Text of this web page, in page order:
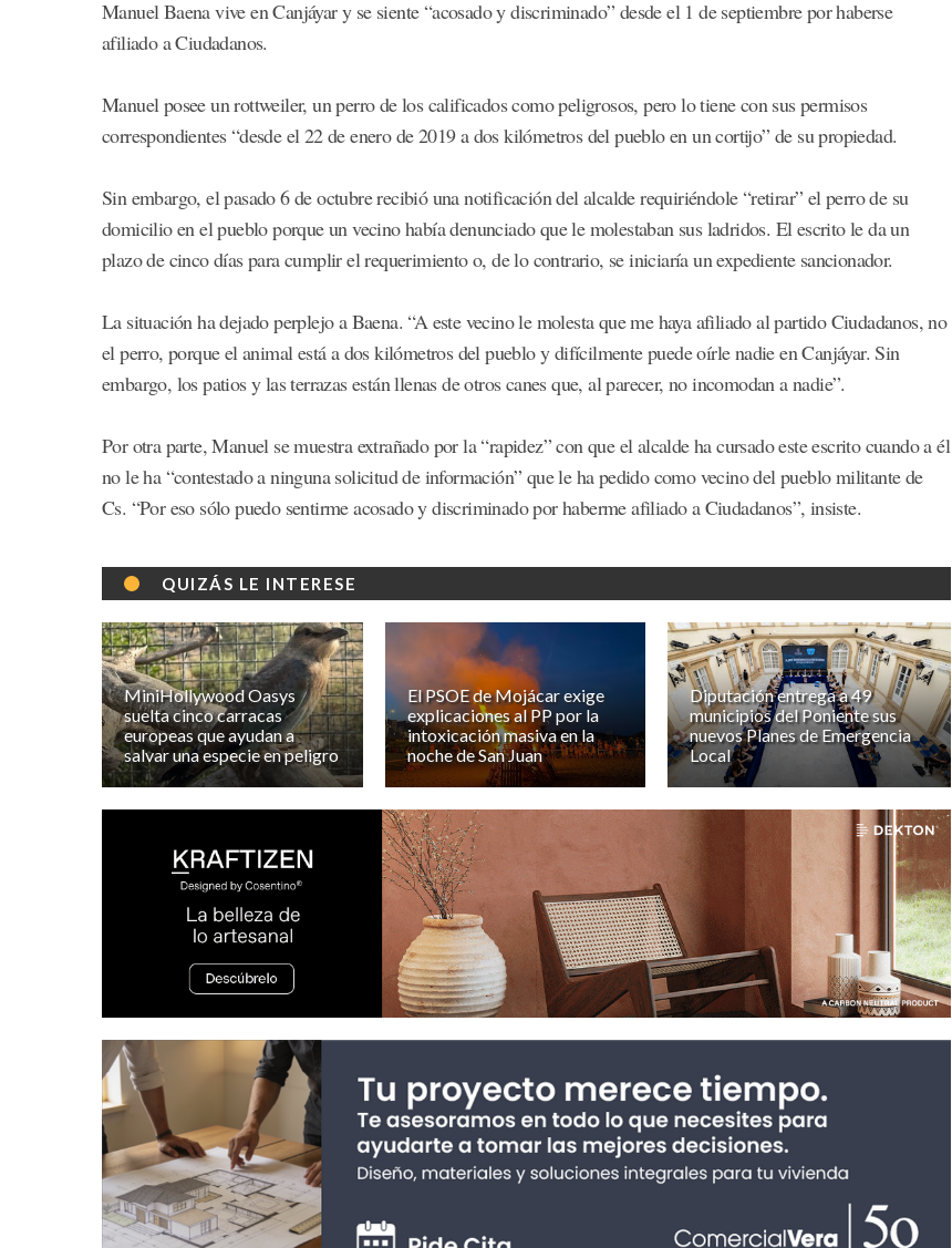
Manuel Baena vive en Canjáyar y se siente “acosado y discriminado” desde el 1 de septiembre por haberse
afiliado a Ciudadanos.
Manuel posee un rottweiler, un perro de los calificados como peligrosos, pero lo tiene con sus permisos
correspondientes “desde el 22 de enero de 2019 a dos kilómetros del pueblo en un cortijo” de su propiedad.
Sin embargo, el pasado 6 de octubre recibió una notificación del alcalde requiriéndole “retirar” el perro de su
domicilio en el pueblo porque un vecino había denunciado que le molestaban sus ladridos. El escrito le da un
plazo de cinco días para cumplir el requerimiento o, de lo contrario, se iniciaría un expediente sancionador.
La situación ha dejado perplejo a Baena. “A este vecino le molesta que me haya afiliado al partido Ciudadanos, no
el perro, porque el animal está a dos kilómetros del pueblo y difícilmente puede oírle nadie en Canjáyar. Sin
embargo, los patios y las terrazas están llenas de otros canes que, al parecer, no incomodan a nadie”.
Por otra parte, Manuel se muestra extrañado por la “rapidez” con que el alcalde ha cursado este escrito cuando a él
no le ha “contestado a ninguna solicitud de información” que le ha pedido como vecino del pueblo militante de
Cs. “Por eso sólo puedo sentirme acosado y discriminado por haberme afiliado a Ciudadanos”, insiste.
QUIZÁS LE INTERESE
MiniHollywood Oasys
suelta cinco carracas
europeas que ayudan a
salvar una especie en peligro
El PSOE de Mojácar exige
explicaciones al PP por la
intoxicación masiva en la
noche de San Juan
Diputación entrega a 49
municipios del Poniente sus
nuevos Planes de Emergencia
Local